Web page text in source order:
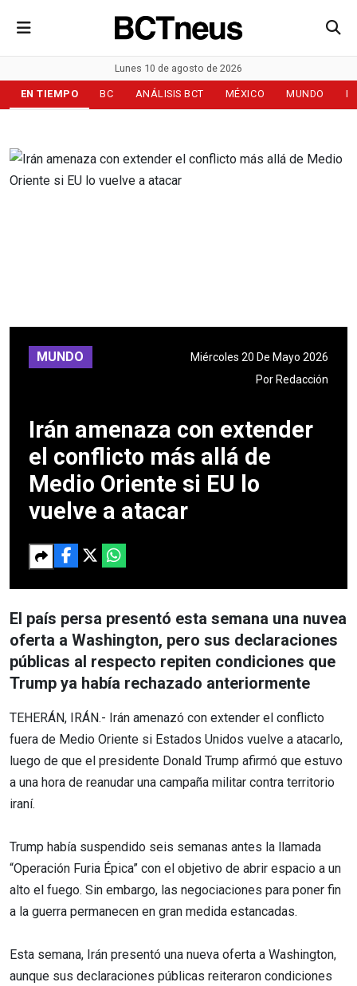
Lunes 10 de agosto de 2026
EN TIEMPO BC ANÁLISIS BCT MÉXICO MUNDO
MUNDO
Miércoles 20 De Mayo 2026
Por Redacción
Irán amenaza con extender
el conflicto más allá de
Medio Oriente si EU lo
vuelve a atacar
El país persa presentó esta semana una nuvea
oferta a Washington, pero sus declaraciones
públicas al respecto repiten condiciones que
Trump ya había rechazado anteriormente
TEHERÁN, IRÁN.- Irán amenazó con extender el conflicto
fuera de Medio Oriente si Estados Unidos vuelve a atacarlo,
luego de que el presidente Donald Trump afirmó que estuvo
a una hora de reanudar una campaña militar contra territorio
iraní.
Trump había suspendido seis semanas antes la llamada
“Operación Furia Épica” con el objetivo de abrir espacio a un
alto el fuego. Sin embargo, las negociaciones para poner fin
a la guerra permanecen en gran medida estancadas.
Esta semana, Irán presentó una nueva oferta a Washington,
aunque sus declaraciones públicas reiteraron condiciones